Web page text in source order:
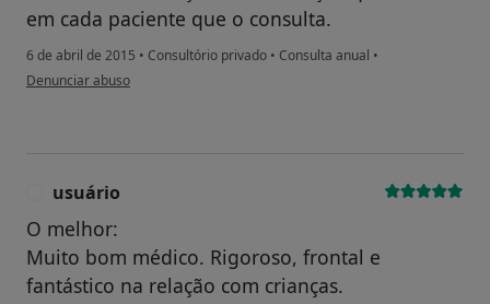
em cada paciente que o consulta.
6 de abril de 2015 • Consultório privado • Consulta anual •
na opinião do utilizador paciente anônimo
Denunciar abuso
usuário
O melhor:
Muito bom médico. Rigoroso, frontal e
fantástico na relação com crianças.